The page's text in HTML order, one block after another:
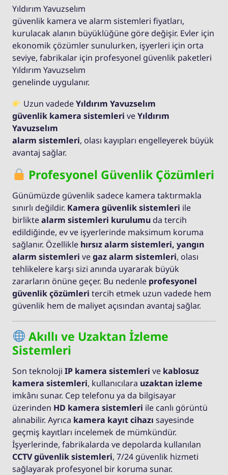
Yıldırım Yavuzselım
güvenlik kamera ve alarm sistemleri fiyatları,
kurulacak alanın büyüklüğüne göre değişir. Evler için
ekonomik çözümler sunulurken, işyerleri için orta
seviye, fabrikalar için profesyonel güvenlik paketleri
Yıldırım Yavuzselım
genelinde uygulanır.
Uzun vadedeYıldırım Yavuzselım
güvenlik kamera sistemleri veYıldırım
Yavuzselım
alarm sistemleri, olası kayıpları engelleyerek büyük
avantaj sağlar.
Profesyonel Güvenlik Çözümleri
Günümüzde güvenlik sadece kamera taktırmakla
sınırlı değildir. Kamera güvenlik sistemleri ile
birliktealarm sistemleri kurulumu da tercih
edildiğinde, ev ve işyerlerinde maksimum koruma
sağlanır. Özellikle hırsız alarm sistemleri, yangın
alarm sistemleri vegaz alarm sistemleri, olası
tehlikelere karşı sizi anında uyararak büyük
zararların önüne geçer. Bu nedenle profesyonel
güvenlik çözümleri tercih etmek uzun vadede hem
güvenlik hem de maliyet açısından avantaj sağlar.
Akıllı ve Uzaktan İzleme
Sistemleri
Son teknoloji IP kamera sistemleri ve kablosuz
kamera sistemleri, kullanıcılara uzaktan izleme
imkânı sunar. Cep telefonu ya da bilgisayar
üzerinden HD kamera sistemleri ile canlı görüntü
alınabilir. Ayrıca kamera kayıt cihazı sayesinde
geçmiş kayıtları incelemek de mümkündür.
İşyerlerinde, fabrikalarda ve depolarda kullanılan
CCTV güvenlik sistemleri, 7/24 güvenlik hizmeti
sağlayarak profesyonel bir koruma sunar.